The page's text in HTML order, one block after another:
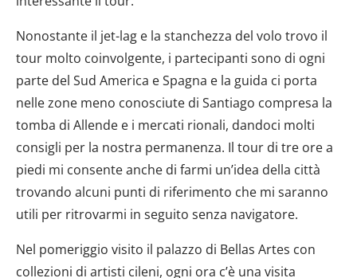
Nonostante il jet-lag e la stanchezza del volo trovo il
tour molto coinvolgente, i partecipanti sono di ogni
parte del Sud America e Spagna e la guida ci porta
nelle zone meno conosciute di Santiago compresa la
tomba di Allende e i mercati rionali, dandoci molti
consigli per la nostra permanenza. Il tour di tre ore a
piedi mi consente anche di farmi un’idea della città
trovando alcuni punti di riferimento che mi saranno
utili per ritrovarmi in seguito senza navigatore.
Nel pomeriggio visito il palazzo di Bellas Artes con
collezioni di artisti cileni, ogni ora c’è una visita